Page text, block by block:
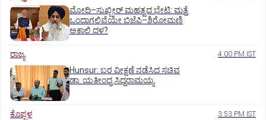
ಮೋದಿ–ಸುಖ್ಬೀರ್ ಮಹತ್ವದ ಭೇಟಿ: ಮತ್ತೆ
ಒಂದಾಗಲಿವೆಯೇ ಬಿಜೆಪಿ–ಶಿರೋಮಣಿ
ಅಕಾಲಿ ದಳ?
ರಾಜ್ಯ 4:00 PM IST
Hunsur: ಬರ ವೀಕ್ಷಣೆ ನಡೆಸಿದ ಸಚಿವ
ಡಾ. ಯತೀಂದ್ರ ಸಿದ್ದರಾಮಯ್ಯ
ಕೊಪ್ಪಳ 3:53 PM IST